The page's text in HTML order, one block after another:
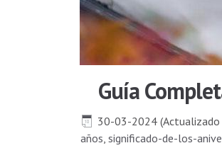
​Guía
30-03-2024 (Actualizado
años, significado-de-los-